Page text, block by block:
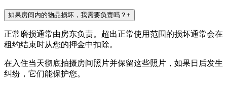
如果房间内的物品损坏，我需要负责吗？ +
正常磨损通常由房东负责。超出正常使用范围的损坏通常会在
租约结束时从您的押金中扣除。
在入住当天彻底拍摄房间照片并保留这些照片，如果日后发生
纠纷，它们能保护您。